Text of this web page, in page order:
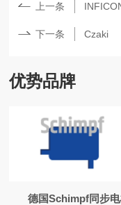
上一条
下一条 Czaki
优势品牌
德国Schimpf同步